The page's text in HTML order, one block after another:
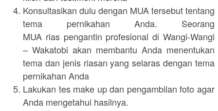
Konsultasikan dulu dengan MUA tersebut tentang
tema pernikahan Anda. Seorang
MUA rias pengantin profesional di Wangi-Wangi
– Wakatobi akan membantu Anda menentukan
tema dan jenis riasan yang selaras dengan tema
pernikahan Anda
Lakukan tes make up dan pengambilan foto agar
Anda mengetahui hasilnya.